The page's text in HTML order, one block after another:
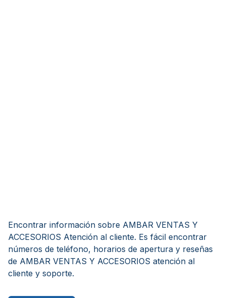
Encontrar información sobre AMBAR VENTAS Y
ACCESORIOS Atención al cliente. Es fácil encontrar
números de teléfono, horarios de apertura y reseñas
de AMBAR VENTAS Y ACCESORIOS atención al
cliente y soporte.